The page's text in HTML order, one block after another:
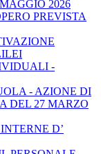
2026
PREVISTA
-
- AZIONE DI
DEL 27 MARZO
D’